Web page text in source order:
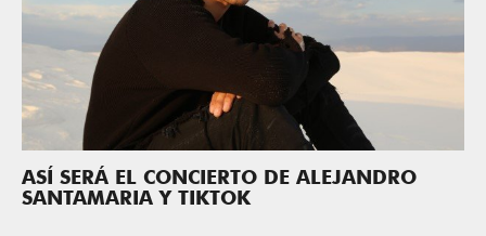
ASÍ SERÁ EL CONCIERTO DE ALEJANDRO
SANTAMARIA Y TIKTOK